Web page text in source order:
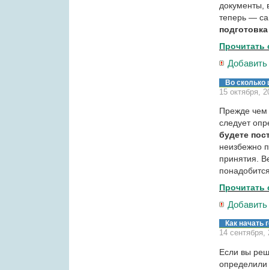
документы,
теперь —
Прочитать
Во сколько
15 октября,
Прежде чем
следует
будете
неизбежно
принятия.
Прочитать
Как начать
14
Если вы
определили